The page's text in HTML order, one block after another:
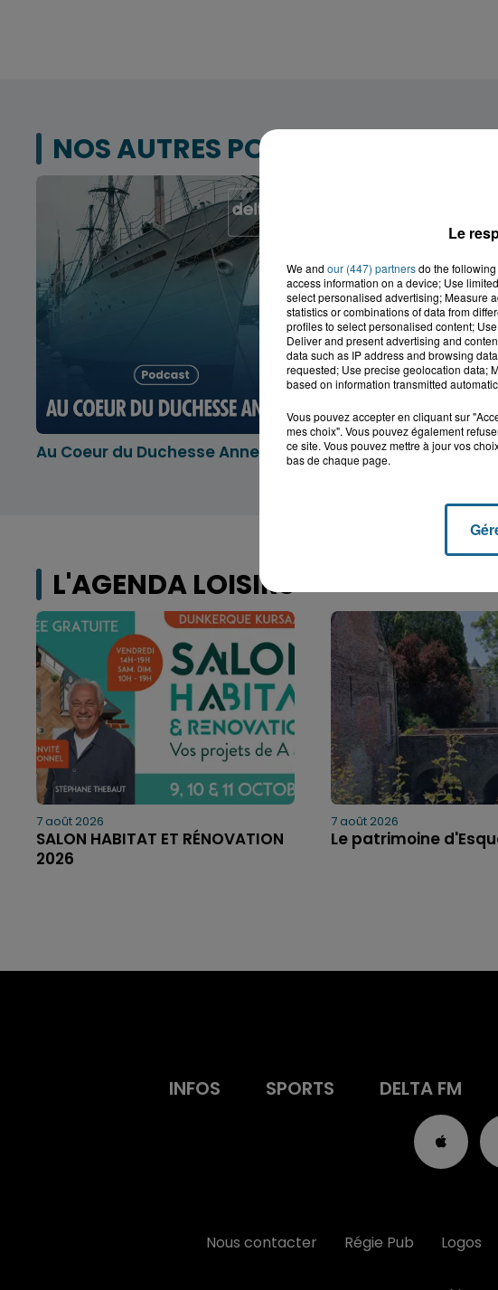
NOS AUTRES PODCASTS
Au Coeur du Duchesse Anne
L'info locale dans le
Dunkerquois
L'AGENDA LOISIRS
7 août 2026
SALON HABITAT ET RÉNOVATION
2026
7 août 2026
Le patrimoine
INFOS SPORTS DELTA FM
Nous contacter Régie Pub Logos
Le
We and our (447) partnersdo the
access information on a device; Use
select personalised advertising; Measure
statistics or combinations of data from
profiles to select personalised content;
Deliver and present advertising and
data such as IP address and browsing
requested; Use precise geolocation data;
based on information transmitted
Vous pouvez accepter en cliquant sur
mes choix". Vous pouvez également
ce site. Vous pouvez mettre à jour vos
bas de chaque page.